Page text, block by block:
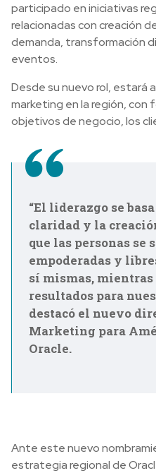
participado en iniciativas
relacionadas con creación
demanda, transformación
eventos.
Desde su nuevo rol, estará
marketing en la región, con
objetivos de negocio, los
“El liderazgo se
claridad y la
que las personas se
empoderadas y
sí mismas,
resultados para
destacó el nuevo
Marketing para
Oracle.
Ante este nuevo
estrategia regional de